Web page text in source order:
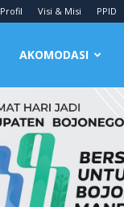
Profil Visi & Misi PPID
AKOMODASI